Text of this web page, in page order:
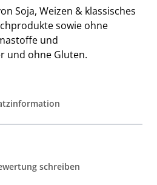
Soja, Weizen & klassisches
sowie ohne
und
und ohne Gluten.
schreiben